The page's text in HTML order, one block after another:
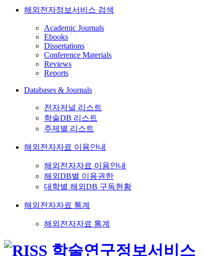
해외전자정보서비스 검색
Academic Journals
Ebooks
Dissertations
Conference Materials
Reviews
Reports
Databases & Journals
전자저널 리스트
학술DB 리스트
주제별 리스트
해외전자자료 이용안내
해외전자자료 이용안내
해외DB별 이용권한
대학별 해외DB 구독현황
해외전자자료 통계
해외전자자료 통계